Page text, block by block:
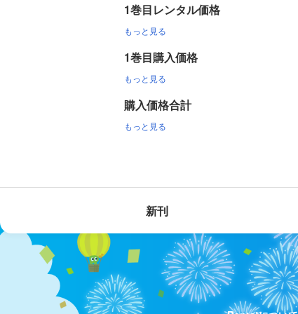
1巻目レンタル価格
もっと見る
1巻目購入価格
もっと見る
購入価格合計
もっと見る
新刊